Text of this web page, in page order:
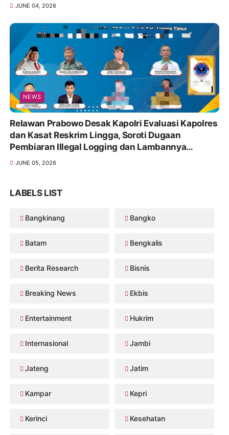
JUNE 04, 2026
NEWS
Relawan Prabowo Desak Kapolri Evaluasi Kapolres
dan Kasat Reskrim Lingga, Soroti Dugaan
Pembiaran Illegal Logging dan Lambannya
Penanganan Korupsi
JUNE 05, 2026
LABELS LIST
Bangkinang Bangko
Batam Bengkalis
Berita Research Bisnis
Breaking News Ekbis
Entertainment Hukrim
Internasional Jambi
Jateng Jatim
Kampar Kepri
Kerinci Kesehatan